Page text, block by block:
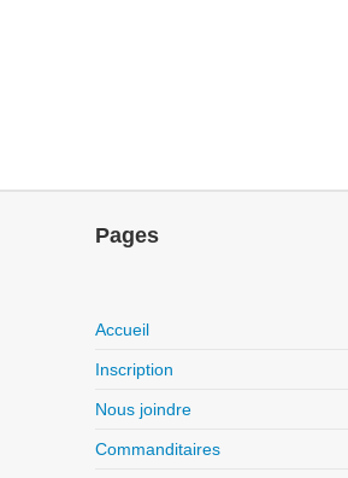
Pages
Accueil
Inscription
Nous joindre
Commanditaires